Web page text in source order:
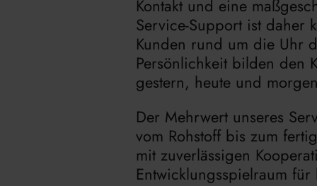
Kontakt und eine
Service-Support ist daher
Kunden rund um die Uhr
Persönlichkeit bilden den
gestern, heute und
Der Mehrwert unseres
vom Rohstoff bis zum
mit zuverlässigen
Entwicklungsspielraum